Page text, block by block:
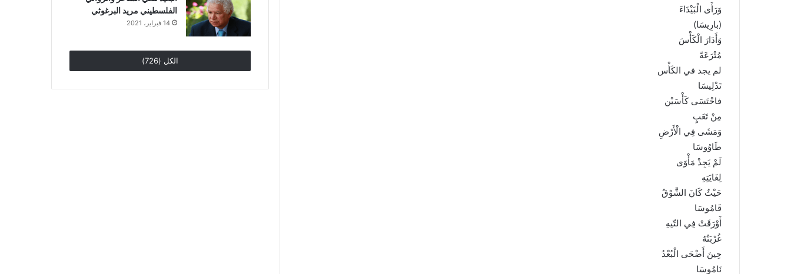
وَرَأَى الْبَيْدَاءَ
(بارِيسَا)
وَأَدَارَ الْكَأْسَ
مُتْرَعَةً
لم يجد في الكَأْس
تَدْلِيسَا
فاحْتَسَى كَأْسَيْن
مِنْ تَعَبٍ
وَمَشَى فِي الْأَرْضِ
طَاوُوسَا
لَمْ يَجِدْ مَأْوَى
لِغَايَتِهِ
حَيْثُ كَانَ الشَّوْقُ
قَامُوسَا
أَوْرَقَتْ فِي التّيهِ
غُرْبَتُهُ
حِينَ أَضْحَى الْبُعْدُ
نَامُوسَا
الفلسطيني مريد البرغوثي
14 فبراير، 2021
الكل (726)